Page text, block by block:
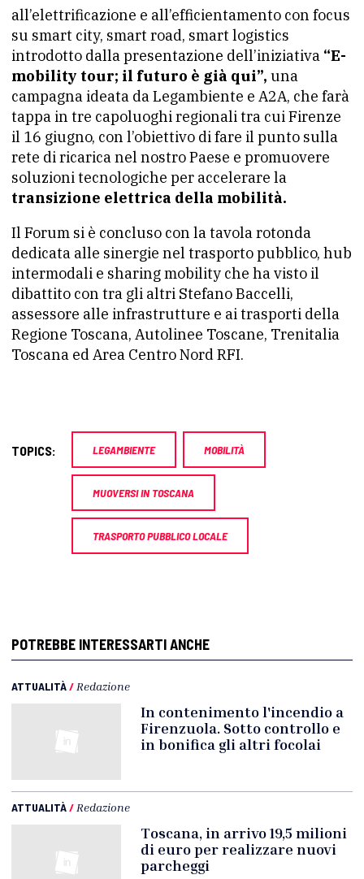
all’elettrificazione e all’efficientamento con focus
su smart city, smart road, smart logistics
introdotto dalla presentazione dell’iniziativa “E-
mobility tour; il futuro è già qui”, una
campagna ideata da Legambiente e A2A, che farà
tappa in tre capoluoghi regionali tra cui Firenze
il 16 giugno, con l’obiettivo di fare il punto sulla
rete di ricarica nel nostro Paese e promuovere
soluzioni tecnologiche per accelerare la
transizione elettrica della mobilità.
Il Forum si è concluso con la tavola rotonda
dedicata alle sinergie nel trasporto pubblico, hub
intermodali e sharing mobility che ha visto il
dibattito con tra gli altri Stefano Baccelli,
assessore alle infrastrutture e ai trasporti della
Regione Toscana, Autolinee Toscane, Trenitalia
Toscana ed Area Centro Nord RFI.
TOPICS: LEGAMBIENTE MOBILITÀ
MUOVERSI IN TOSCANA
TRASPORTO PUBBLICO LOCALE
POTREBBE INTERESSARTI ANCHE
ATTUALITÀ/ Redazione
In contenimento l'incendio a
Firenzuola. Sotto controllo e
in bonifica gli altri focolai
ATTUALITÀ/ Redazione
Toscana, in arrivo 19,5 milioni
di euro per realizzare nuovi
parcheggi